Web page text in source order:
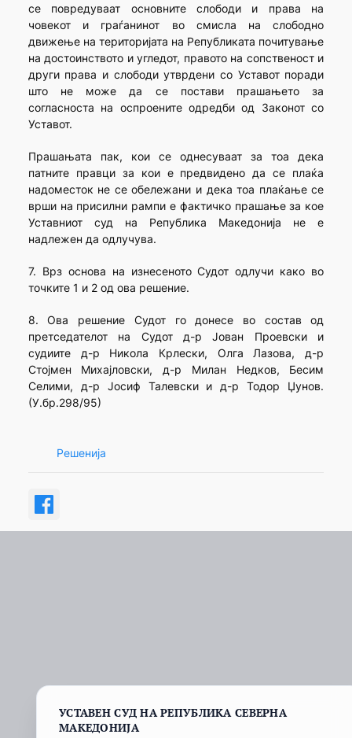
се повредуваат основните слободи и права на
човекот и граѓанинот во смисла на слободно
движење на територијата на Републиката почитување
на достоинството и угледот, правото на сопственост и
други права и слободи утврдени со Уставот поради
што не може да се постави прашањето за
согласноста на оспроените одредби од Законот со
Уставот.
Прашањата пак, кои се однесуваат за тоа дека
патните правци за кои е предвидено да се плаќа
надоместок не се обележани и дека тоа плаќање се
врши на присилни рампи е фактичко прашање за кое
Уставниот суд на Република Македонија не е
надлежен да одлучува.
7. Врз основа на изнесеното Судот одлучи како во
точките 1 и 2 од ова решение.
8. Ова решение Судот го донесе во состав од
претседателот на Судот д-р Јован Проевски и
судиите д-р Никола Крлески, Олга Лазова, д-р
Стојмен Михајловски, д-р Милан Недков, Бесим
Селими, д-р Јосиф Талевски и д-р Тодор Џунов.
(У.бр.298/95)
Решенија
УСТАВЕН СУД НА РЕПУБЛИКА СЕВЕРНА
МАКЕДОНИЈА